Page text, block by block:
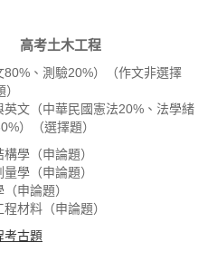
高考土木工程
、測驗20%）（作文非選擇
文（中華民國憲法20%、法學緒
）（選擇題）
學（申論題）
學（申論題）
申論題）
材料（申論題）
考古題